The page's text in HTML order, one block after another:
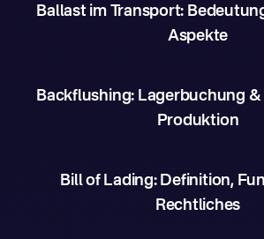
Ballast im Transport:
Aspekte
Backflushing: Lagerbuchung &
Produktion
Bill of Lading: Definition,
Rechtliches